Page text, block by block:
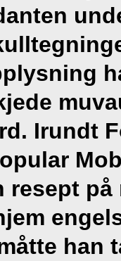
Irundt
resept på